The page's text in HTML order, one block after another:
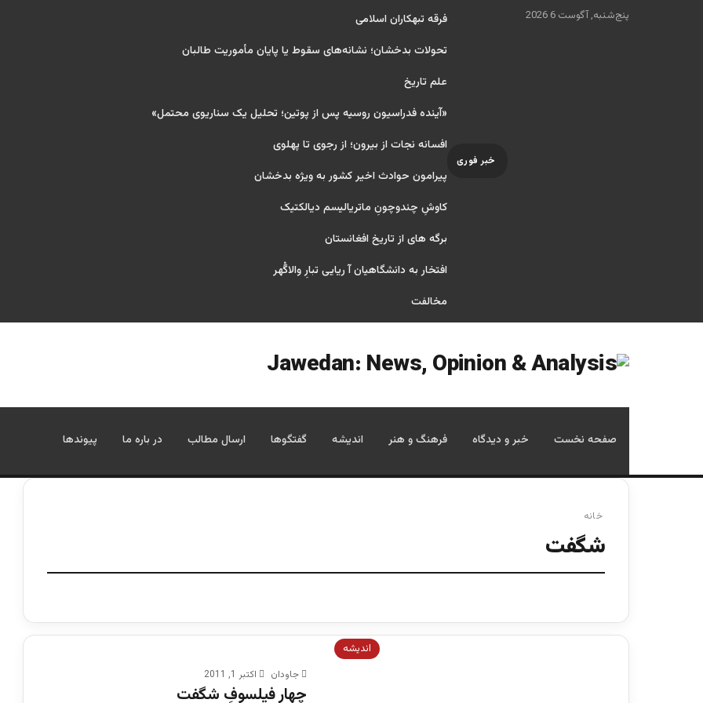
پنج‌شنبه, آگوست 6 2026
خبر فوری
فرقه تبهکاران اسلامی
تحولات بدخشان؛ نشانه‌های سقوط یا پایان مأموریت طالبان
علم تاریخ
«آینده فدراسیون روسیه پس از پوتین؛ تحلیل یک سناریوی محتمل»
افسانه نجات از بیرون؛ از رجوی تا پهلوی
پیرامون حوادث اخیر کشور به ویژه بدخشان
کاوشِ چندو‌چونِ ماتریالیسم دیالکتیک
برگه های از تاریخ افغانستان
افتخار به دانشگاهیان آ ریایی تبارِ والاگُهر
مخالفت
صفحه نخست خبر و دیدگاه فرهنگ و هنر اندیشه گفتگوها ارسال مطالب در باره ما پیوندها
خانه
شگفت
اندیشه
جاودان اکتبر 1, 2011
چهار فیلسوفِ شگفت